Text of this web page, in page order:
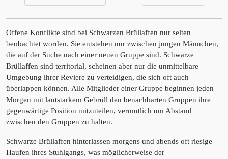
Offene Konflikte sind bei Schwarzen Brüllaffen nur selten
beobachtet worden. Sie entstehen nur zwischen jungen Männchen,
die auf der Suche nach einer neuen Gruppe sind. Schwarze
Brüllaffen sind territorial, scheinen aber nur die unmittelbare
Umgebung ihrer Reviere zu verteidigen, die sich oft auch
überlappen können. Alle Mitglieder einer Gruppe beginnen jeden
Morgen mit lautstarkem Gebrüll den benachbarten Gruppen ihre
gegenwärtige Position mitzuteilen, vermutlich um Abstand
zwischen den Gruppen zu halten.
Schwarze Brüllaffen hinterlassen morgens und abends oft riesige
Haufen ihres Stuhlgangs, was möglicherweise der